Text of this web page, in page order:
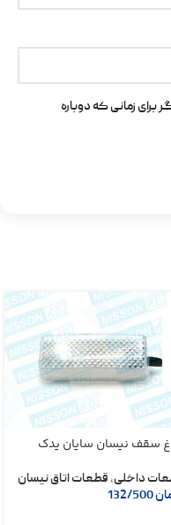
برای زمانی که دوباره
سقف نیسان سایان یدک
داخلی, قطعات اتاق نیسان